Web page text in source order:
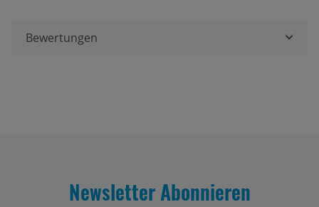
Bewertungen
Newsletter Abonnieren